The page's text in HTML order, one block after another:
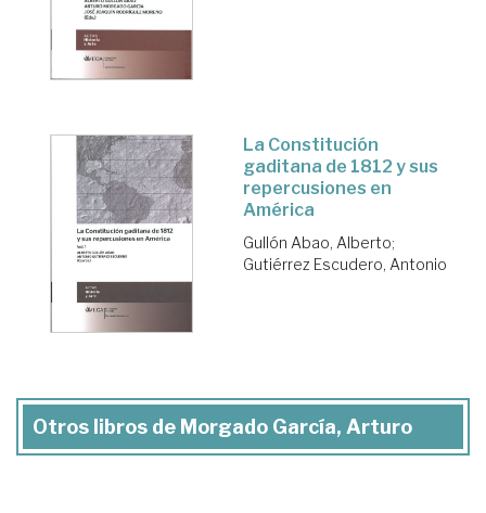
La Constitución
gaditana de 1812 y sus
repercusiones en
América
Gullón Abao, Alberto;
Gutiérrez Escudero, Antonio
Otros libros de Morgado García, Arturo